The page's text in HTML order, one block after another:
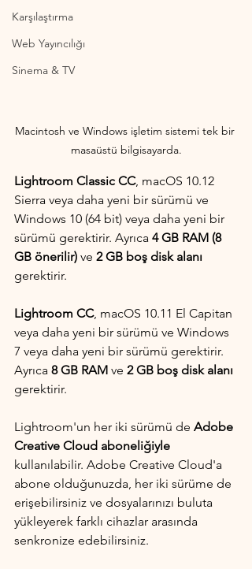
Karşılaştırma
Web Yayıncılığı
Sinema & TV
Macintosh ve Windows işletim sistemi tek bir
masaüstü bilgisayarda.
Lightroom Classic CC, macOS 10.12
Sierra veya daha yeni bir sürümü ve
Windows 10 (64 bit) veya daha yeni bir
sürümü gerektirir. Ayrıca 4 GB RAM (8
GB önerilir) ve 2 GB boş disk alanı
gerektirir.
Lightroom CC, macOS 10.11 El Capitan
veya daha yeni bir sürümü ve Windows
7 veya daha yeni bir sürümü gerektirir.
Ayrıca 8 GB RAM ve 2 GB boş disk alanı
gerektirir.
Lightroom'un her iki sürümü de Adobe
Creative Cloud aboneliğiyle
kullanılabilir. Adobe Creative Cloud'a
abone olduğunuzda, her iki sürüme de
erişebilirsiniz ve dosyalarınızı buluta
yükleyerek farklı cihazlar arasında
senkronize edebilirsiniz.